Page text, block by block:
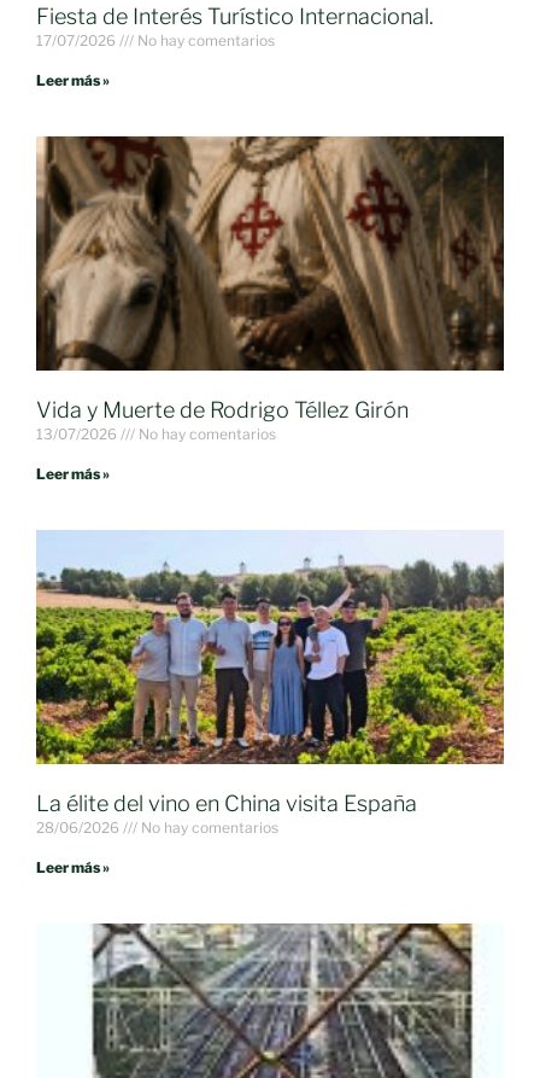
Fiesta de Interés Turístico Internacional.
17/07/2026 No hay comentarios
Leer más »
Vida y Muerte de Rodrigo Téllez Girón
13/07/2026 No hay comentarios
Leer más »
La élite del vino en China visita España
28/06/2026 No hay comentarios
Leer más »